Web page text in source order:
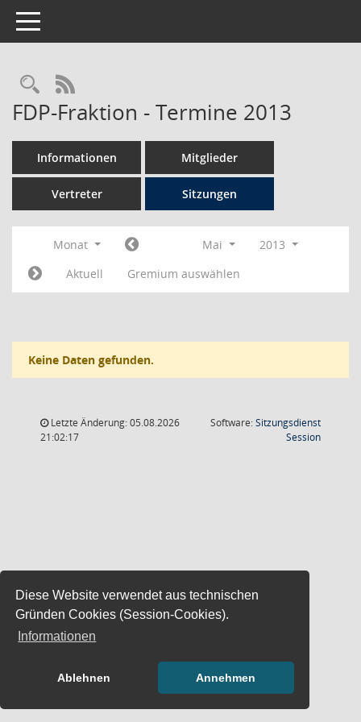
Diese Website verwendet aus technischen
Gründen Cookies (Session-Cookies).
Informationen
Ablehnen Annehmen
Toggle navigation
Rechercheauswahl
RSS-Feed
FDP-Fraktion - Termine 2013
Informationen Mitglieder
Vertreter Sitzungen
Monat Mai
2013
Aktuell
Gremium auswählen
Keine Daten gefunden.
Letzte Änderung: 05.08.2026
21:02:17
Software:Sitzungsdienst
Session(Wird in